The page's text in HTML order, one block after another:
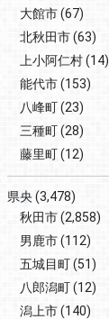
大館市(67)
北秋田市(63)
上小阿仁村(14)
能代市(153)
八峰町(23)
三種町(28)
藤里町(12)
県央(3,478)
秋田市(2,858)
男鹿市(112)
五城目町(51)
八郎潟町(12)
潟上市(140)